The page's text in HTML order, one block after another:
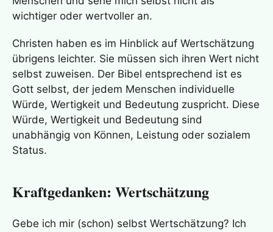
wichtiger oder wertvoller an.
Christen haben es im Hinblick auf Wertschätzung
übrigens leichter. Sie müssen sich ihren Wert nicht
selbst zuweisen. Der Bibel entsprechend ist es
Gott selbst, der jedem Menschen individuelle
Würde, Wertigkeit und Bedeutung zuspricht. Diese
Würde, Wertigkeit und Bedeutung sind
unabhängig von Können, Leistung oder sozialem
Status.
Kraftgedanken: Wertschätzung
Gebe ich mir (schon) selbst Wertschätzung? Ich